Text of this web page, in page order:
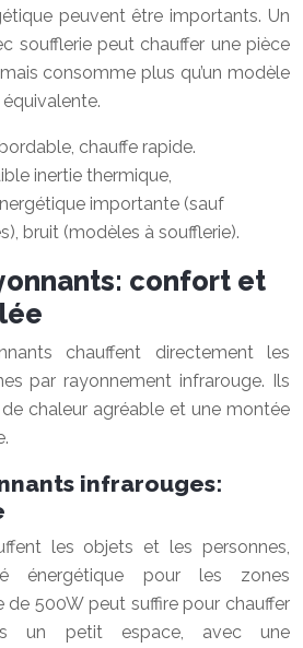
peuvent être importants. Un
soufflerie peut chauffer une pièce
consomme plus qu’un modèle
chauffe rapide.
inertie thermique,
importante (sauf
bruit (modèles à soufflerie).
confort et
chauffent directement les
par rayonnement infrarouge. Ils
chaleur agréable et une montée
infrarouges:
les objets et les personnes,
énergétique pour les zones
de 500W peut suffire pour chauffer
un petit espace, avec une